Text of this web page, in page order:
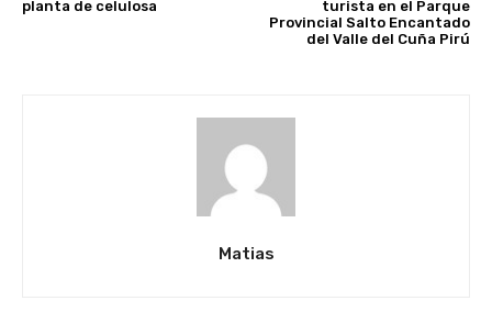
planta de celulosa
turista en el Parque
Provincial Salto Encantado
del Valle del Cuña Pirú
Matias